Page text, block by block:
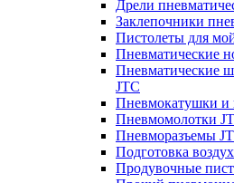
Дрели
Заклепочники
Пистолеты для
Пневматические
Пневматические
JTC
Пневмокатушки и
Пневмомолотки
Пневморазъемы
Подготовка
Продувочные